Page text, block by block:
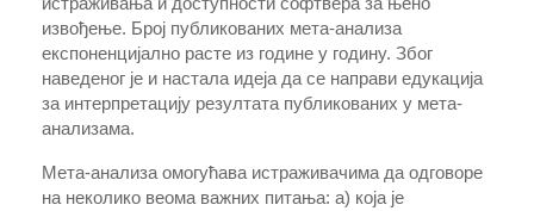
истраживања и доступности софтвера за њено
извођење. Број публикованих мета-анализа
експоненцијално расте из године у годину. Због
наведеног је и настала идеја да се направи едукација
за интерпретацију резултата публикованих у мета-
анализама.
Мета-анализа омогућава истраживачима да одговоре
на неколико веома важних питања: а) која је